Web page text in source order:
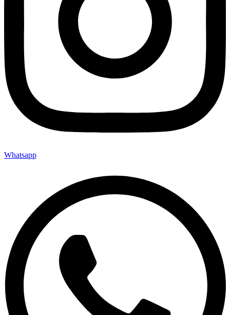
Whatsapp